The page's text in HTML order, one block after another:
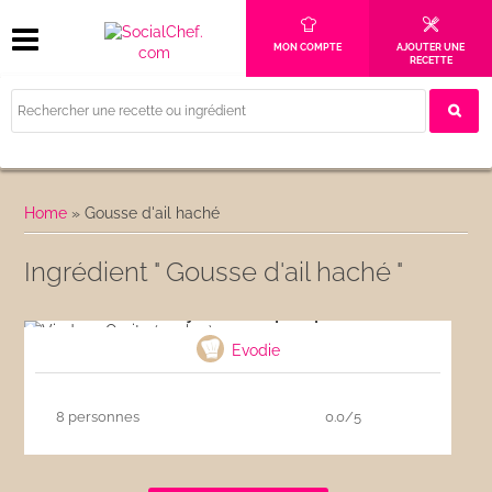
MON COMPTE
AJOUTER UNE
RECETTE
Home »Gousse d'ail haché
Ingrédient " Gousse d'ail haché "
Evodie
8 personnes 0.0/5